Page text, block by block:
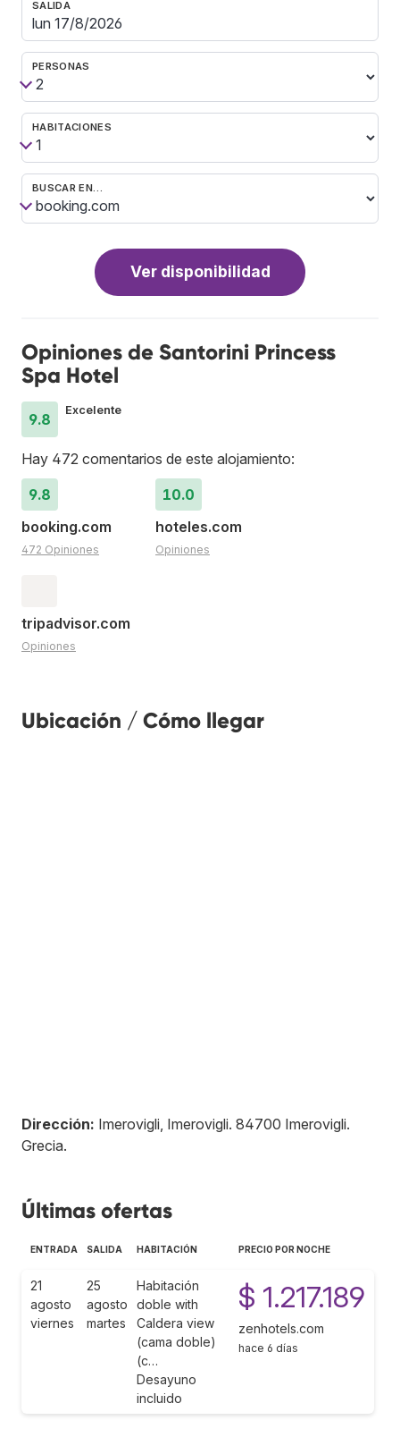
SALIDA
PERSONAS
HABITACIONES
BUSCAR EN…
Ver disponibilidad
Opiniones de Santorini Princess
Spa Hotel
9.8
Excelente
Hay 472 comentarios de este alojamiento:
9.8
booking.com
472 Opiniones
10.0
hoteles.com
Opiniones
tripadvisor.com
Opiniones
Ubicación / Cómo llegar
Dirección: Imerovigli, Imerovigli. 84700 Imerovigli.
Grecia.
Últimas ofertas
ENTRADA SALIDA HABITACIÓN PRECIO POR NOCHE
21
agosto
viernes
25
agosto
martes
Habitación
doble with
Caldera view
(cama doble)
(c…
Desayuno
incluido
$ 1.217.189
zenhotels.com
hace 6 días